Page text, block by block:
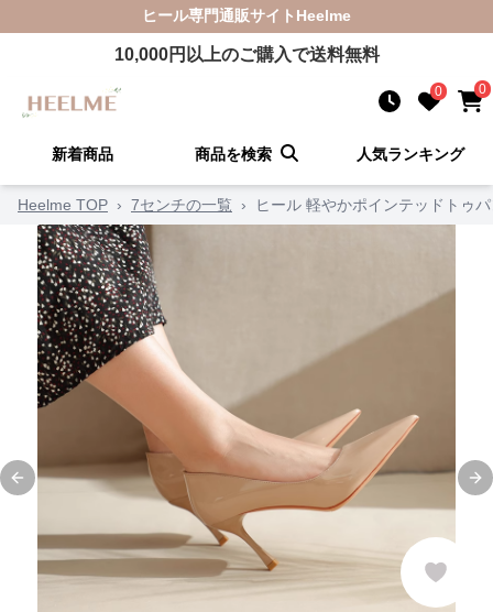
ヒール専門通販サイト Heelme
10,000円以上のご購入で送料無料
0 0
新着商品 商品を検索 人気ランキング
Heelme TOP › 7センチの一覧 › ヒール 軽やかポインテッドトゥ
Previous slide